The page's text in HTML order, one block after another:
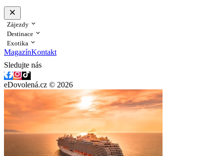
Zájezdy
Destinace
Exotika
MagazínKontakt
Sledujte nás
eDovolená.cz © 2026